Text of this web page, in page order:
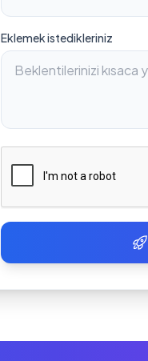
Eklemek istedikleriniz